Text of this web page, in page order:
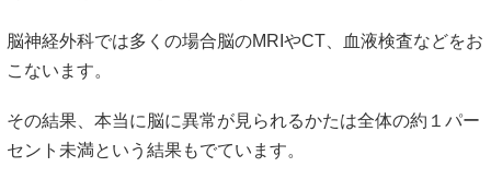
脳神経外科では多くの場合脳のMRIやCT、血液検査などをお
こないます。
その結果、本当に脳に異常が見られるかたは全体の約１パー
セント未満という結果もでています。